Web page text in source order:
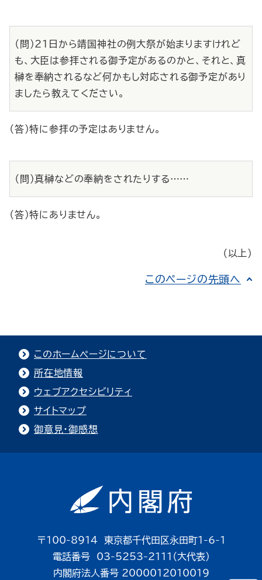
（問）21日から靖国神社の例大祭が始まりますけれど
も、大臣は参拝される御予定があるのかと、それと、真
榊を奉納されるなど何かもし対応される御予定があり
ましたら教えてください。
（答）特に参拝の予定はありません。
（問）真榊などの奉納をされたりする……
（答）特にありません。
（以上）
このページの先頭へ
このホームページについて
所在地情報
ウェブアクセシビリティ
サイトマップ
御意見・御感想
〒100-8914 東京都千代田区永田町1-6-1
電話番号 03-5253-2111（大代表）
内閣府法人番号 2000012010019